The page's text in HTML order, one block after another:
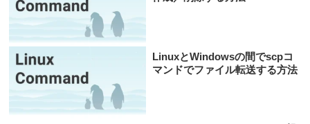
LinuxとWindowsの間でscpコ
マンドでファイル転送する方法